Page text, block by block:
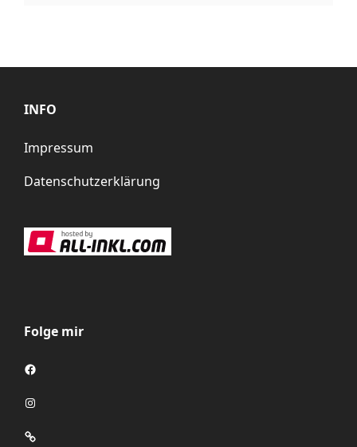
INFO
Impressum
Datenschutzerklärung
Folge mir
Facebook
Instagram